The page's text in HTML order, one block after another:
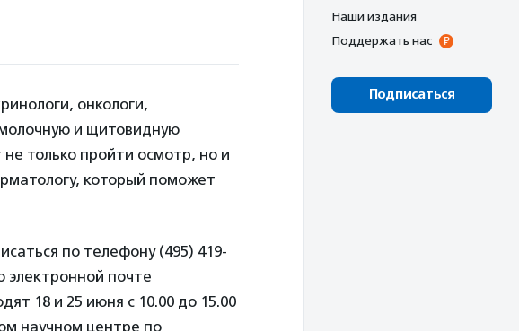
онкологи,
и щитовидную
не только пройти осмотр, но и
который поможет
по телефону (495) 419-
электронной почте
18 и 25 июня с 10.00 до 15.00
научном центре по
Наши издания
Поддержать нас
Подписаться